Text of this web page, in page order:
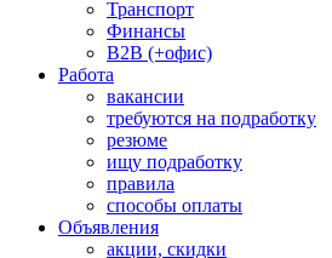
Транспорт
Финансы
B2B (+офис)
Работа
вакансии
требуются на подработку
резюме
ищу подработку
правила
способы оплаты
Объявления
акции, скидки